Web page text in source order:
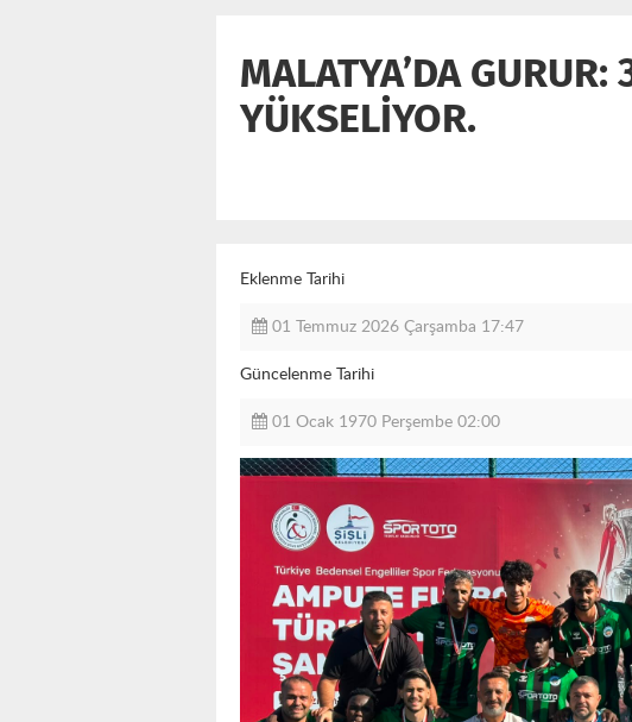
MALATYA’DA
YÜKSELİYOR.
Eklenme Tarihi
01 Temmuz 2026 Çarşamba 17:47
Güncelenme Tarihi
01 Ocak 1970 Perşembe 02:00